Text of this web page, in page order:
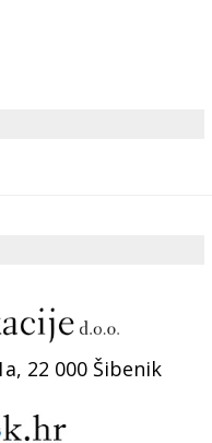
22 000 Šibenik